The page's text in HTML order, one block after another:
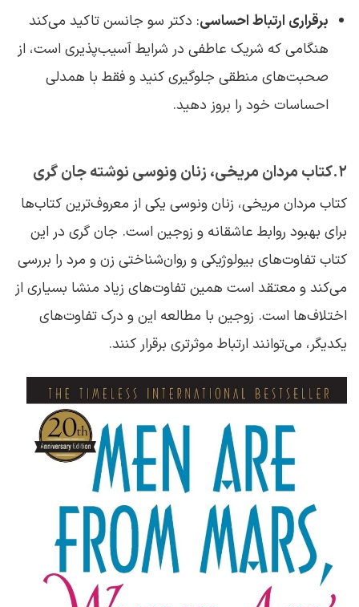
برقراری ارتباط احساسی: دکتر سو جانسن تاکید می‌کند
هنگامی که شریک عاطفی در شرایط آسیب‌پذیری است، از
صحبت‌های منطقی جلوگیری کنید و فقط با همدلی
احساسات خود را بروز دهید.
2.کتاب مردان مریخی، زنان ونوسی نوشته جان گری
کتاب مردان مریخی، زنان ونوسی یکی از معروف‌ترین کتاب‌ها
برای بهبود روابط عاشقانه و زوجین است. جان گری در این
کتاب تفاوت‌های بیولوژیکی و روان‌شناختی زن و مرد را بررسی
می‌کند و معتقد است همین تفاوت‌های زیاد منشا بسیاری از
اختلاف‌ها است. زوجین با مطالعه این و درک تفاوت‌های
یکدیگر، می‌توانند ارتباط موثرتری برقرار کنند.